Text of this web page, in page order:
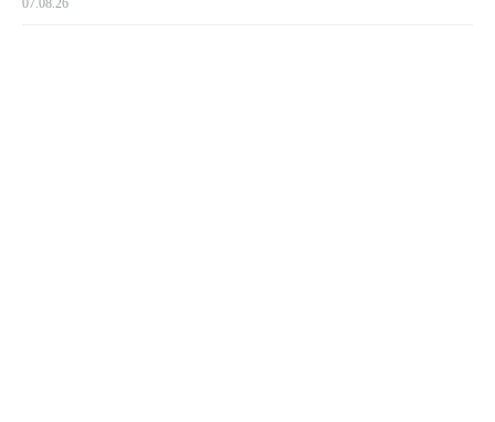
07.08.26